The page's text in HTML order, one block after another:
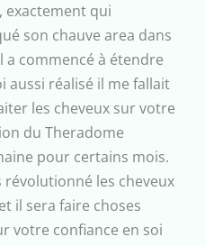
exactement qui
son chauve area dans
a commencé à étendre
aussi réalisé il me fallait
les cheveux sur votre
du Theradome
pour certains mois.
les cheveux
il sera faire choses
votre confiance en soi